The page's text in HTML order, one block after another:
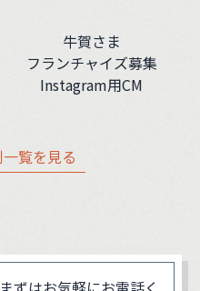
牛賀さま
フランチャイズ募集
Instagram用CM
覧を見る